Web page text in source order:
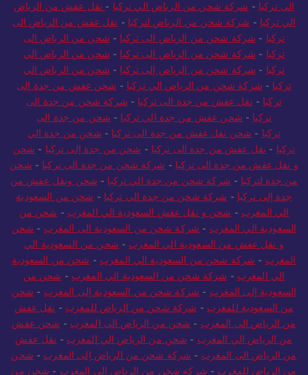
الي تركيا- شركة شحن من الرياض لتركيا-نقل عفش من الرياض الى
تركيا-شركة شحن من الرياض الى تركيا -شحن من الرياض الى
تركيا-شركة شحن من الرياض الى تركيا-شحن من الرياض الي
تركيا-شركة شحن من الرياض إلى تركيا-شحن من الرياض الي
تركيا- شركة شحن من الرياض الي تركيا- شحن عفش من جدة الى
تركيا -نقل عفش من جدة الى تركيا-شركة شحن من جدة الى
تركيا-شحن عفش من جدة الي تركيا-شحن من جدة الى
تركيا- شحن نقل عفش من جدة الى تركيا -شحن من جدة الي
تركيا-نقل عفش من جدة الى تركيا-شحن من جدة إلى تركيا-شحن
و نقل عفش من جدة الى تركيا-شركة شحن من جدة الى تركيا -شحن
من جدة لتركيا-شركة شحن من جدة الي تركيا-شحن ونقل عفش من
جدة إلى تركيا-شركة شحن من جدة الي تركيا-شحن من السعودية
الي المغرب-شحن و نقل عفش السعودية الي المغرب-شحن من
السعودية الي المغرب-شركة شحن من السعودية الى المغرب-شحن
و نقل عفش من السعودية الي المغرب-شحن من السعودية الي
المغرب-شركة شحن من السعودية الي المغرب-شحن من السعودية
الي المغرب-شركة شحن من السعودية الي المغرب-شحن من
السعودية إلى المغرب-شركة شحن من السعودية إلى المغرب-شحن
من السعودية للمغرب -شركة شحن من الرياض للمغرب-نقل عفش
من الرياض الى المغرب -شحن من الرياض الى المغرب-شحن عفش
من الرياض الي المغرب -شحن من الرياض الي المغرب-نقل عفش
من الرياض الى المغرب-شركة شحن من الرياض إلى المغرب-شحن
من الرياض للمغرب-شركة شحن من الرياض الى المغرب-شحن من